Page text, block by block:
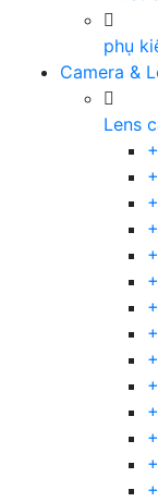
phụ
Camera &
Lens